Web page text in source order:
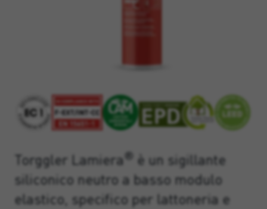
Torggler Lamiera® è un sigillante
siliconico neutro a basso modulo
elastico, specifico per lattoneria e